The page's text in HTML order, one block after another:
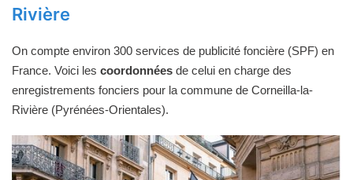
Rivière
On compte environ 300 services de publicité foncière (SPF) en
France. Voici les coordonnées de celui en charge des
enregistrements fonciers pour la commune de Corneilla-la-
Rivière (Pyrénées-Orientales).